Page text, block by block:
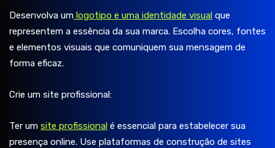
Desenvolva um logotipo e uma identidade visual que
representem a essência da sua marca. Escolha cores, fontes
e elementos visuais que comuniquem sua mensagem de
forma eficaz.
Crie um site profissional:
Ter um site profissional é essencial para estabelecer sua
presença online. Use plataformas de construção de sites